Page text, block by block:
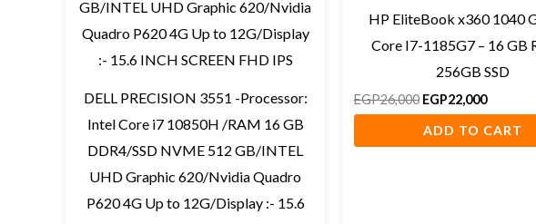
DELL PRECISION 3551 -Processor:
Intel Core i7 10850H /RAM 16 GB
DDR4/SSD NVME 512 GB/INTEL
UHD Graphic 620/Nvidia Quadro
P620 4G Up to 12G/Display :- 15.6
HP EliteBook x360 1040
Core I7-1185G7 – 16 GB
256GB SSD
EGP26,000 EGP22,000
ADD TO CART